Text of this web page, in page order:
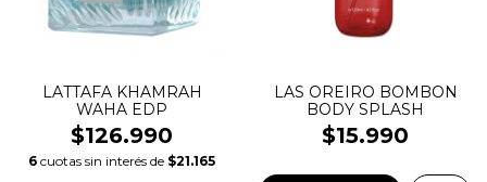
LATTAFA KHAMRAH
WAHA EDP
$126.990
6 cuotas sin interés de $21.165
LAS OREIRO BOMBON
BODY SPLASH
$15.990